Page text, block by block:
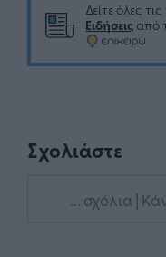
Δείτε όλες
Ειδήσεις από
Σχολιάστε
... σχόλια |